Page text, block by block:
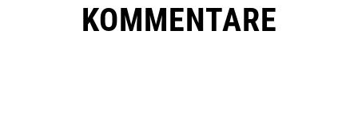
KOMMENTARE